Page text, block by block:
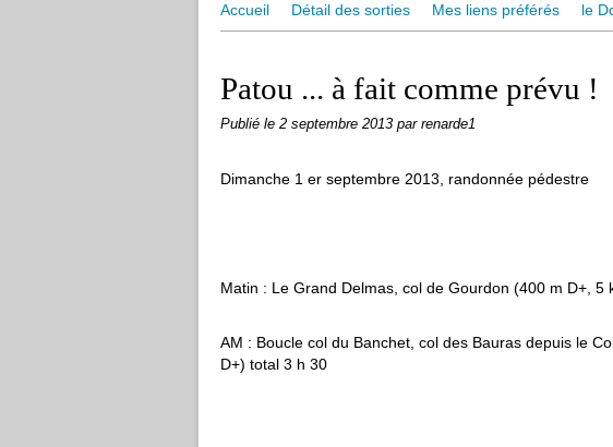
Accueil Détail des sorties Mes liens préférés le
Patou ... à fait comme prévu !
Publié le 2 septembre 2013 par renarde1
Dimanche 1 er septembre 2013, randonnée pédestre
Matin : Le Grand Delmas, col de Gourdon (400 m D+, 5
AM : Boucle col du Banchet, col des Bauras depuis le
D+) total 3 h 30